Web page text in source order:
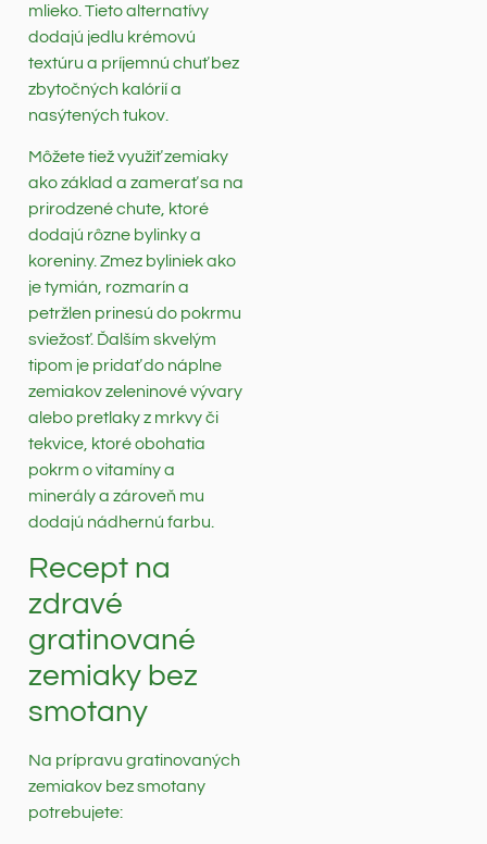
mlieko. Tieto alternatívy
dodajú jedlu krémovú
textúru a príjemnú chuť bez
zbytočných kalórií a
nasýtených tukov.
Môžete tiež využiť zemiaky
ako základ a zamerať sa na
prirodzené chute, ktoré
dodajú rôzne bylinky a
koreniny. Zmez byliniek ako
je tymián, rozmarín a
petržlen prinesú do pokrmu
sviežosť. Ďalším skvelým
tipom je pridať do náplne
zemiakov zeleninové vývary
alebo pretlaky z mrkvy či
tekvice, ktoré obohatia
pokrm o vitamíny a
minerály a zároveň mu
dodajú nádhernú farbu.
Recept na
zdravé
gratinované
zemiaky bez
smotany
Na prípravu gratinovaných
zemiakov bez smotany
potrebujete: